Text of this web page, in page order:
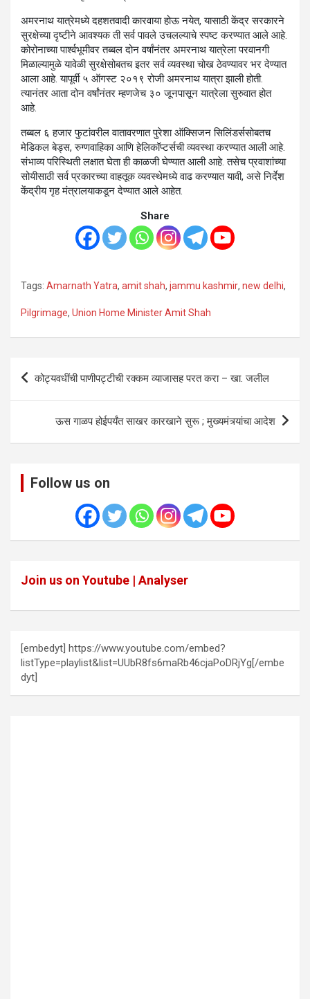
अमरनाथ यात्रेमध्ये दहशतवादी कारवाया होऊ नयेत, यासाठी केंद्र सरकारने
सुरक्षेच्या दृष्टीने आवश्यक ती सर्व पावले उचलल्याचे स्पष्ट करण्यात आले आहे.
कोरोनाच्या पार्श्वभूमीवर तब्बल दोन वर्षांनंतर अमरनाथ यात्रेला परवानगी
मिळाल्यामुळे यावेळी सुरक्षेसोबतच इतर सर्व व्यवस्था चोख ठेवण्यावर भर देण्यात
आला आहे. यापूर्वी ५ ऑगस्ट २०१९ रोजी अमरनाथ यात्रा झाली होती.
त्यानंतर आता दोन वर्षांनंतर म्हणजेच ३० जूनपासून यात्रेला सुरुवात होत
आहे.
तब्बल ६ हजार फुटांवरील वातावरणात पुरेशा ऑक्सिजन सिलिंडर्ससोबतच
मेडिकल बेड्स, रुग्णवाहिका आणि हेलिकॉप्टर्सची व्यवस्था करण्यात आली आहे.
संभाव्य परिस्थिती लक्षात घेता ही काळजी घेण्यात आली आहे. तसेच प्रवाशांच्या
सोयीसाठी सर्व प्रकारच्या वाहतूक व्यवस्थेमध्ये वाढ करण्यात यावी, असे निर्देश
केंद्रीय गृह मंत्रालयाकडून देण्यात आले आहेत.
Share
Tags: Amarnath Yatra, amit shah, jammu kashmir, new delhi,
Pilgrimage, Union Home Minister Amit Shah
Post
navigation
कोट्यवधींची पाणीपट्टीची रक्कम व्याजासह परत करा – खा. जलील
ऊस गाळप होईपर्यंत साखर कारखाने सुरू ; मुख्यमंत्र्यांचा आदेश
Follow us on
Join us on Youtube | Analyser
[embedyt] https://www.youtube.com/embed?
listType=playlist&list=UUbR8fs6maRb46cjaPoDRjYg[/embe
dyt]